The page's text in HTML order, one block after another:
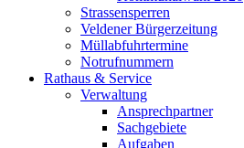
Strassensperren
Veldener Bürgerzeitung
Müllabfuhrtermine
Notrufnummern
Rathaus & Service
Verwaltung
Ansprechpartner
Sachgebiete
Aufgaben